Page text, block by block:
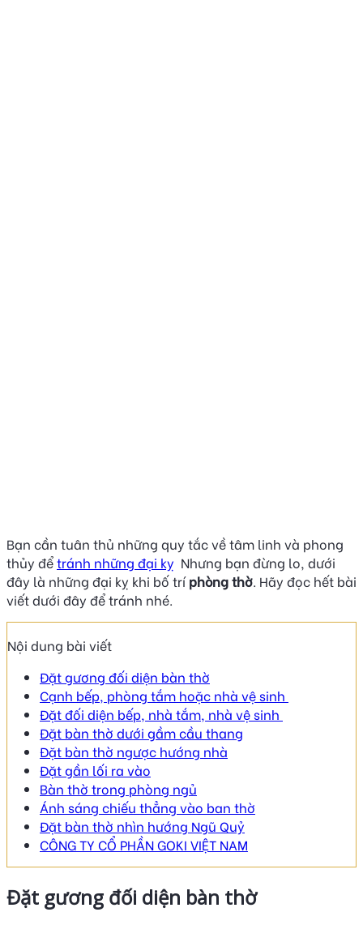
Bạn cần tuân thủ những quy tắc về tâm linh và phong
thủy đểtránh những đại kỵ Nhưng bạn đừng lo, dưới
đây là những đại kỵ khi bố tríphòng thờ. Hãy đọc hết bài
viết dưới đây để tránh nhé.
Nội dung bài viết
Đặt gương đối diện bàn thờ
Cạnh bếp, phòng tắm hoặc nhà vệ sinh
Đặt đối diện bếp, nhà tắm, nhà vệ sinh
Đặt bàn thờ dưới gầm cầu thang
Đặt bàn thờ ngược hướng nhà
Đặt gần lối ra vào
Bàn thờ trong phòng ngủ
Ánh sáng chiếu thẳng vào ban thờ
Đặt bàn thờ nhìn hướng Ngũ Quỷ
CÔNG TY CỔ PHẦN GOKI VIỆT NAM
Đặt gương đối diện bàn thờ